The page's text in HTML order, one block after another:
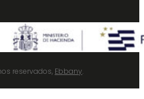
reservados, Ebbany.